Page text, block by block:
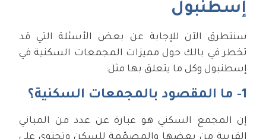
إسطنبول
سنتطرق الآن للإجابة عن بعض الأسئلة التي قد
تخطر في بالك حول مميزات المجمعات السكنية في
إسطنبول وكل ما يتعلق بها مثل:
1- ما المقصود بالمجمعات السكنية؟
إن المجمع السكني هو عبارة عن عدد من المباني